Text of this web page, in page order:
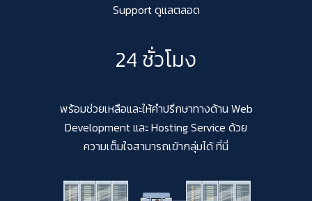
Support ดูแลตลอด
24 ชั่วโมง
พร้อมช่วยเหลือและให้คำปรึกษาทางด้าน Web
Development และ Hosting Service ด้วย
ความเต็มใจสามารถเข้ากลุ่มได้ ที่นี่